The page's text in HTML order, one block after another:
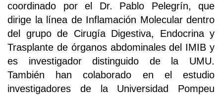
coordinado por el Dr. Pablo Pelegrín, que
dirige la línea de Inflamación Molecular dentro
del grupo de Cirugía Digestiva, Endocrina y
Trasplante de órganos abdominales del IMIB y
es investigador distinguido de la UMU.
También han colaborado en el estudio
investigadores de la Universidad Pompeu